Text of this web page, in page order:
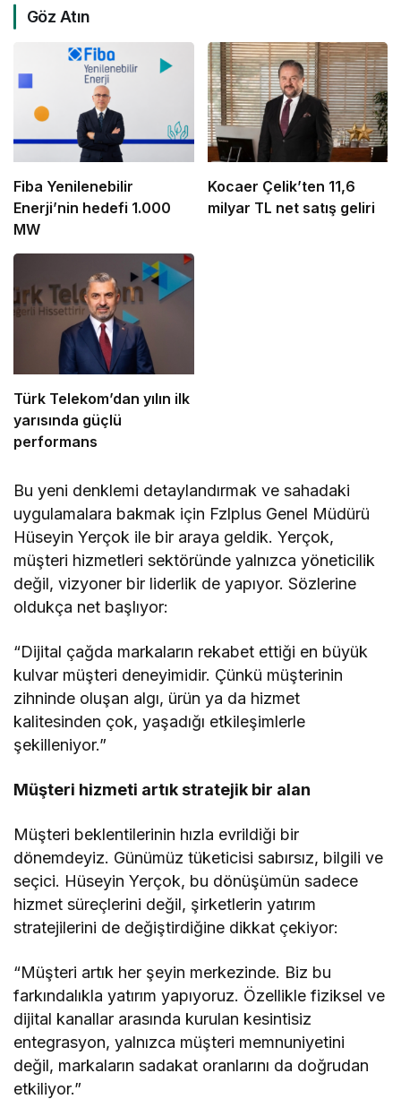
Göz Atın
Fiba Yenilenebilir
Enerji’nin hedefi 1.000
MW
Kocaer Çelik’ten 11,6
milyar TL net satış geliri
Türk Telekom’dan yılın ilk
yarısında güçlü
performans
Bu yeni denklemi detaylandırmak ve sahadaki
uygulamalara bakmak için Fzlplus Genel Müdürü
Hüseyin Yerçok ile bir araya geldik. Yerçok,
müşteri hizmetleri sektöründe yalnızca yöneticilik
değil, vizyoner bir liderlik de yapıyor. Sözlerine
oldukça net başlıyor:
“Dijital çağda markaların rekabet ettiği en büyük
kulvar müşteri deneyimidir. Çünkü müşterinin
zihninde oluşan algı, ürün ya da hizmet
kalitesinden çok, yaşadığı etkileşimlerle
şekilleniyor.”
Müşteri hizmeti artık stratejik bir alan
Müşteri beklentilerinin hızla evrildiği bir
dönemdeyiz. Günümüz tüketicisi sabırsız, bilgili ve
seçici. Hüseyin Yerçok, bu dönüşümün sadece
hizmet süreçlerini değil, şirketlerin yatırım
stratejilerini de değiştirdiğine dikkat çekiyor:
“Müşteri artık her şeyin merkezinde. Biz bu
farkındalıkla yatırım yapıyoruz. Özellikle fiziksel ve
dijital kanallar arasında kurulan kesintisiz
entegrasyon, yalnızca müşteri memnuniyetini
değil, markaların sadakat oranlarını da doğrudan
etkiliyor.”